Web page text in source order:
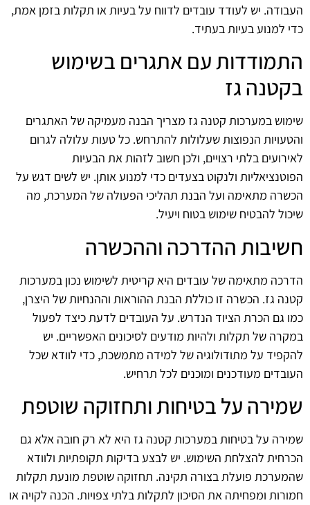
העבודה. יש לעודד עובדים לדווח על בעיות או תקלות בזמן אמת,
כדי למנוע בעיות בעתיד.
התמודדות עם אתגרים בשימוש
בקטנה גז
שימוש במערכות קטנה גז מצריך הבנה מעמיקה של האתגרים
והטעויות הנפוצות שעלולות להתרחש. כל טעות עלולה לגרום
לאירועים בלתי רצויים, ולכן חשוב לזהות את הבעיות
הפוטנציאליות ולנקוט בצעדים כדי למנוע אותן. יש לשים דגש על
הכשרה מתאימה ועל הבנת תהליכי הפעולה של המערכת, מה
שיכול להבטיח שימוש בטוח ויעיל.
חשיבות ההדרכה וההכשרה
הדרכה מתאימה של עובדים היא קריטית לשימוש נכון במערכות
קטנה גז. הכשרה זו כוללת הבנת ההוראות וההנחיות של היצרן,
כמו גם הכרת הציוד הנדרש. על העובדים לדעת כיצד לפעול
במקרה של תקלות ולהיות מודעים לסיכונים האפשריים. יש
להקפיד על מתודולוגיה של למידה מתמשכת, כדי לוודא שכל
העובדים מעודכנים ומוכנים לכל תרחיש.
שמירה על בטיחות ותחזוקה שוטפת
שמירה על בטיחות במערכות קטנה גז היא לא רק חובה אלא גם
הכרחית להצלחת השימוש. יש לבצע בדיקות תקופתיות ולוודא
שהמערכת פועלת בצורה תקינה. תחזוקה שוטפת מונעת תקלות
חמורות ומפחיתה את הסיכון לתקלות בלתי צפויות. הכנה לקויה או